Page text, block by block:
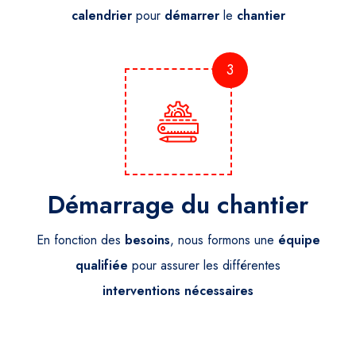
calendrierpour démarrerle chantier
3
Démarrage du chantier
En fonction des besoins, nous formons une équipe
qualifiée pour assurer les différentes
interventions nécessaires